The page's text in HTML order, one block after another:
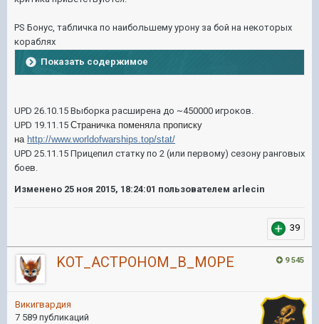
PS Бонус, табличка по наибольшему урону за бой на некоторых
кораблях
Показать содержимое
UPD 26.10.15 Выборка расширена до ~450000 игроков.
UPD 19.11.15 Страничка поменяла прописку
на http://www.worldofwarships.top/stat/
UPD 25.11.15 Прицепил статку по 2 (или первому) сезону ранговых
боев.
Изменено 25 ноя 2015, 18:24:01 пользователем arlecin
39
9 545
KOT_ACTPOHOM_B_MOPE
Викигвардия
7 589 публикаций